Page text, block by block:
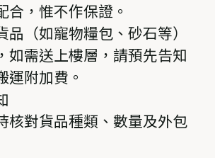
合，惟不作保證。
品（如寵物糧包、砂石等）
如需送上樓層，請預先告知
運附加費。
核對貨品種類、數量及外包